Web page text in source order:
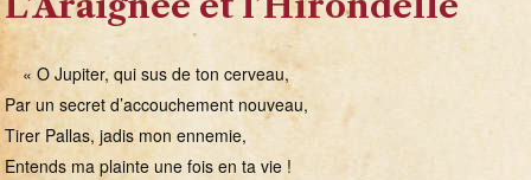
« O Jupiter, qui sus de ton cerveau,
Par un secret d’accouchement nouveau,
Tirer Pallas, jadis mon ennemie,
Entends ma plainte une fois en ta vie !